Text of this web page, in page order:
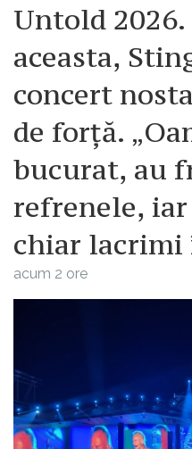
Untold 2026.
aceasta,
concert
de forță.
bucurat, au
refrenele,
chiar lacrimi
acum 2 ore